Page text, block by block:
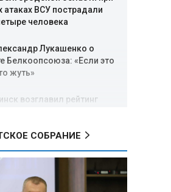
атаках ВСУ пострадали
человека
Лукашенко о
Белкоопсоюза: «Если это
жуть»
возглавил рейтинг
РФ: при
Анискино ВСУ
большие потери, часть
сдалась в плен
СОБРАНИЕ